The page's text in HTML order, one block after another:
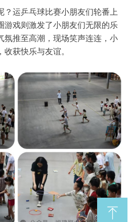
？运乒乓球比赛小朋友们轮番上
游戏则激发了小朋友们无限的乐
氛推至高潮，现场笑声连连，小
获快乐与友谊。
ꁸ